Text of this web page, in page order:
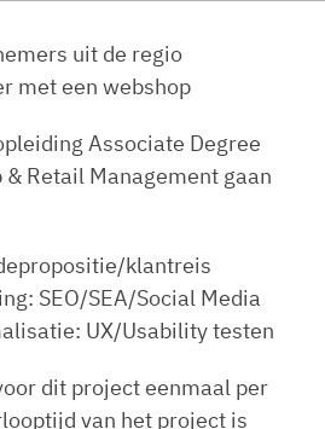
uit de regio
met een webshop
Associate Degree
Retail Management gaan
klantreis
SEO/SEA/Social Media
UX/Usability testen
dit project eenmaal per
van het project is